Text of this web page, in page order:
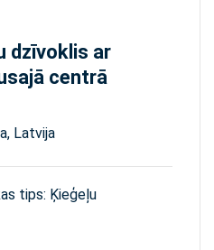
dzīvoklis ar
centrā
Latvija
tips: Ķieģeļu